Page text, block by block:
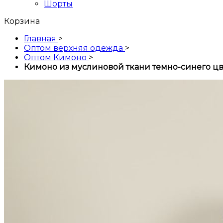
Шорты
Корзина
Главная >
Оптом верхняя одежда >
Оптом Кимоно >
Кимоно из муслиновой ткани темно-синего